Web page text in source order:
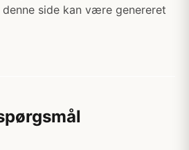
side kan være genereret